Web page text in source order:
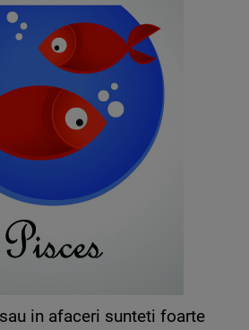
in afaceri sunteti foarte